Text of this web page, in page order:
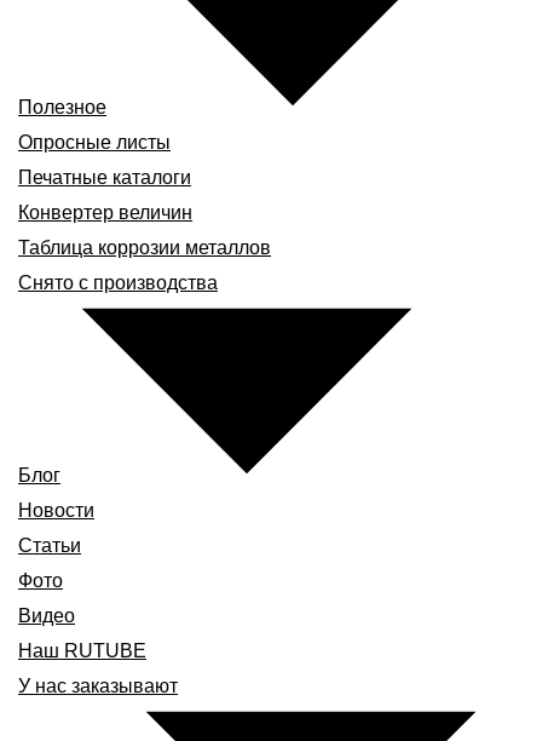
Полезное
Опросные листы
Печатные каталоги
Конвертер величин
Таблица коррозии металлов
Снято с производства
Блог
Новости
Статьи
Фото
Видео
Наш RUTUBE
У нас заказывают